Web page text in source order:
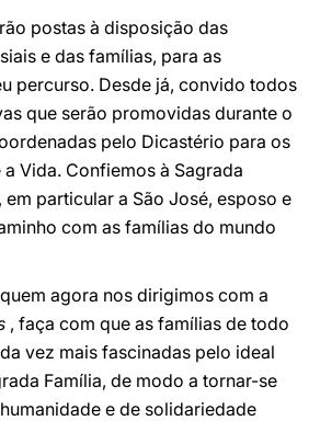
postas à disposição das
e das famílias, para as
percurso. Desde já, convido todos
que serão promovidas durante o
pelo Dicastério para os
a Vida. Confiemos à Sagrada
em particular a São José, esposo e
com as famílias do mundo
agora nos dirigimos com a
, faça com que as famílias de todo
vez mais fascinadas pelo ideal
Família, de modo a tornar-se
e de solidariedade